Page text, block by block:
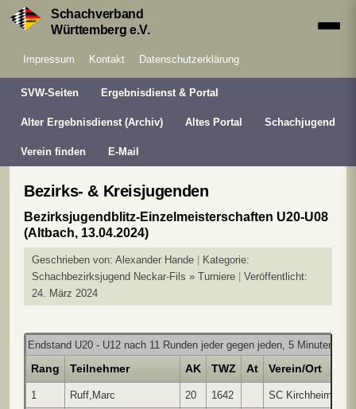
Schachverband
Württemberg e.V.
Impressum Kontakt Datenschutzerklärung
SVW-Seiten Ergebnisdienst & Portal
Alter Ergebnisdienst (Archiv) Altes Portal Schachjugend
Verein finden E-Mail
Bezirks- & Kreisjugenden
Bezirksjugendblitz-Einzelmeisterschaften U20-U08
(Altbach, 13.04.2024)
Geschrieben von: Alexander Hande
Kategorie:
Schachbezirksjugend Neckar-Fils » Turniere
Veröffentlicht:
24. März 2024
Endstand U20 - U12 nach 11 Runden jeder gegen jeden, 5 Minuten pro
Rang Teilnehmer AK TWZ At Verein/Ort
1 Ruff,Marc 20 1642 SC Kirchheim/